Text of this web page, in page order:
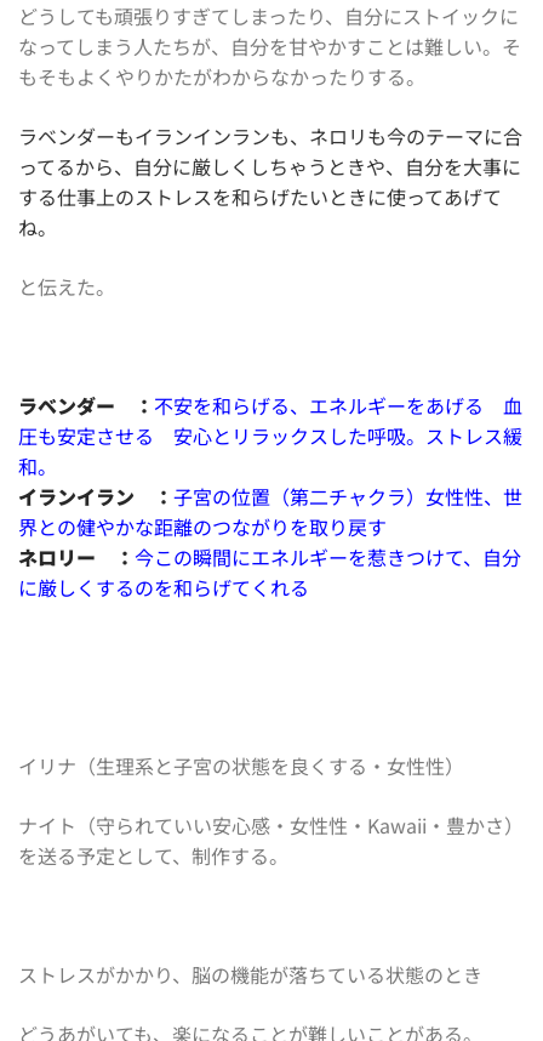
どうしても頑張りすぎてしまったり、自分にストイックに
なってしまう人たちが、自分を甘やかすことは難しい。そ
もそもよくやりかたがわからなかったりする。
ラベンダーもイランインランも、ネロリも今のテーマに合
ってるから、自分に厳しくしちゃうときや、自分を大事に
する仕事上のストレスを和らげたいときに使ってあげて
ね。
と伝えた。
ラベンダー ： 不安を和らげる、エネルギーをあげる 血
圧も安定させる 安心とリラックスした呼吸。ストレス緩
和。
イランイラン ： 子宮の位置（第二チャクラ）女性性、世
界との健やかな距離のつながりを取り戻す
ネロリー ： 今この瞬間にエネルギーを惹きつけて、自分
に厳しくするのを和らげてくれる
イリナ（生理系と子宮の状態を良くする・女性性）
ナイト（守られていい安心感・女性性・Kawaii・豊かさ）
を送る予定として、制作する。
ストレスがかかり、脳の機能が落ちている状態のとき
どうあがいても、楽になることが難しいことがある。